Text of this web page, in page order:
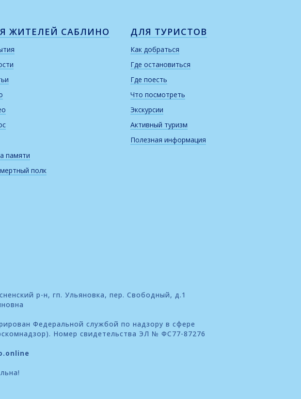
ЖИТЕЛЕЙ САБЛИНО
памяти
полк
ДЛЯ ТУРИСТОВ
Как добраться
Где остановиться
Где поесть
Что посмотреть
Экскурсии
Активный туризм
Полезная информация
р-н, гп. Ульяновка, пер. Свободный, д.1
Федеральной службой по надзору в сфере
Номер свидетельства ЭЛ № ФС77-87276